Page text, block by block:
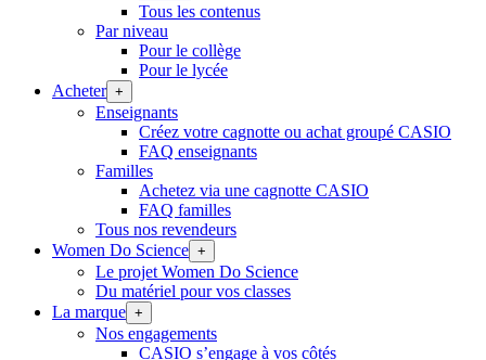
Tous les contenus
Par niveau
Pour le collège
Pour le lycée
Acheter +
Enseignants
Créez votre cagnotte ou achat groupé CASIO
FAQ enseignants
Familles
Achetez via une cagnotte CASIO
FAQ familles
Tous nos revendeurs
Women Do Science +
Le projet Women Do Science
Du matériel pour vos classes
La marque +
Nos engagements
CASIO s’engage à vos côtés